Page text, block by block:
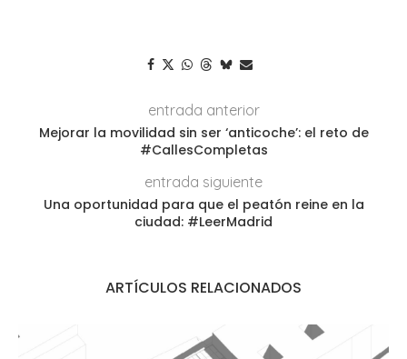
entrada anterior
Mejorar la movilidad sin ser ‘anticoche’: el reto de
#CallesCompletas
entrada siguiente
Una oportunidad para que el peatón reine en la
ciudad: #LeerMadrid
ARTÍCULOS RELACIONADOS